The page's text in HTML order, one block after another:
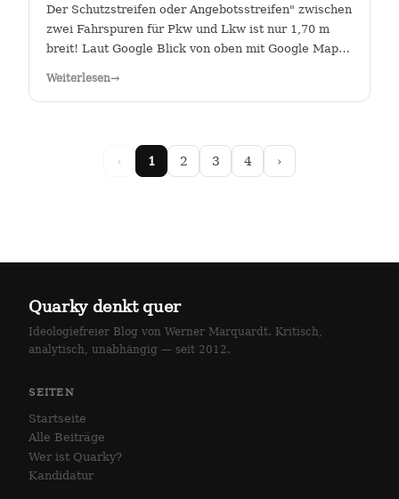
Der Schutzstreifen oder Angebotsstreifen" zwischen
zwei Fahrspuren für Pkw und Lkw ist nur 1,70 m
breit! Laut Google Blick von oben mit Google Maps
Weiterlesen→
‹ 1 2 3 4 ›
Quarky denkt quer
Ideologiefreier Blog von Werner Marquardt. Kritisch,
analytisch, unabhängig — seit 2012.
SEITEN
Startseite
Alle Beiträge
Wer ist Quarky?
Kandidatur